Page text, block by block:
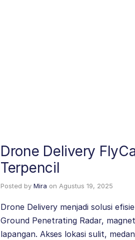
Drone Delivery
Terpencil
Posted by Mira on Agustus 19, 2025
Drone Delivery menjadi solusi
Ground Penetrating Radar,
lapangan. Akses lokasi sulit,